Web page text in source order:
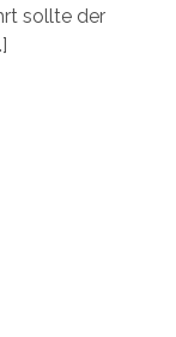
sollte der